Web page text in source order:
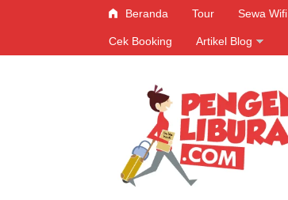
Beranda Tour Sewa Wifi
Cek Booking Artikel Blog